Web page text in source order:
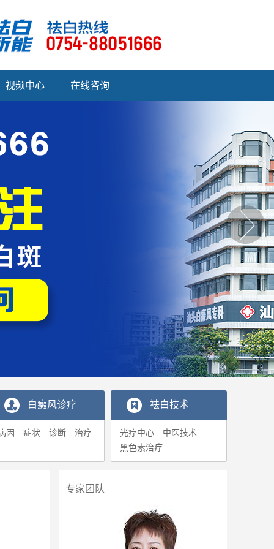
视频中心 在线咨询
白癜风诊疗
因 症状 诊断 治疗
袪白技术
光疗中心
中医技术
黑色素治疗
专家团队